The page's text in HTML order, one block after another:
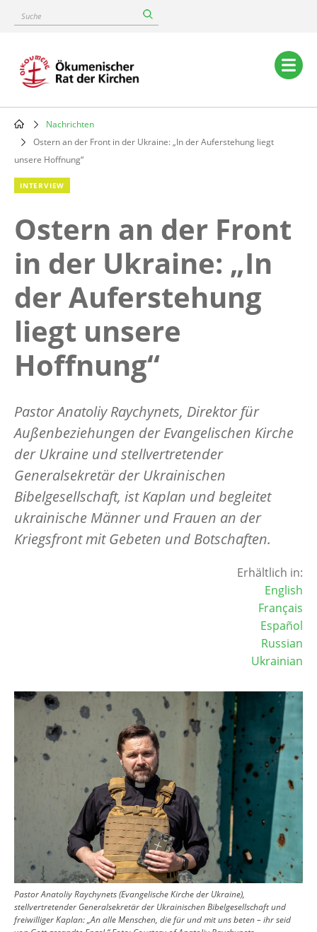
content
Suche
Main
navigation
Breadcrumb
Nachrichten
Ostern an der Front in der Ukraine: „In der Auferstehung liegt
unsere Hoffnung“
INTERVIEW
Ostern an der Front
in der Ukraine: „In
der Auferstehung
liegt unsere
Hoffnung“
Pastor Anatoliy Raychynets, Direktor für
Außenbeziehungen der Evangelischen Kirche
der Ukraine und stellvertretender
Generalsekretär der Ukrainischen
Bibelgesellschaft, ist Kaplan und begleitet
ukrainische Männer und Frauen an der
Kriegsfront mit Gebeten und Botschaften.
Erhältlich in:
English
Français
Español
Russian
Ukrainian
Image
Pastor Anatoliy Raychynets (Evangelische Kirche der Ukraine),
stellvertretender Generalsekretär der Ukrainischen Bibelgesellschaft und
freiwilliger Kaplan: „An alle Menschen, die für und mit uns beten – ihr seid